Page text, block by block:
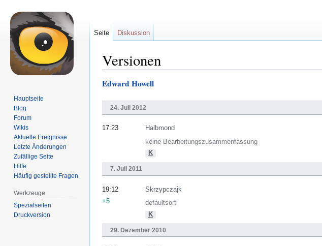
Versionen
Zur
springen
Zur
springen
Edward Howell
24. Juli 2012
Halbmond
keine Bearbeitungszusammenfassung
K
17:23
7. Juli 2011
Skrzypczajk
defaultsort
K
19:12
+5
29. Dezember 2010
Seite Diskussion
Hauptseite
Blog
Forum
Wikis
Aktuelle Ereignisse
Letzte Änderungen
Zufällige Seite
Hilfe
Häufig gestellte Fragen
Werkzeuge
Spezialseiten
Druckversion